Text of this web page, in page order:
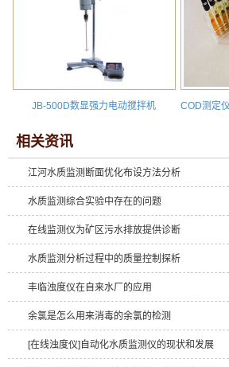
JB-500D数显强力电动搅拌机
相关资讯
江河水质监测断面优化布设方法分析
水质监测综合实验中存在的问题
在线监测仪为矿区污水排放提供诊断
水质监测分析过程中的质量控制探析
丰临浊度仪在自来水厂的应用
余氯是怎么用来消毒的余氯的检测
[在线浊度仪]自动化水质监测仪的现状和发展